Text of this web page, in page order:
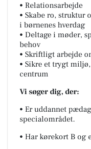
• Relationsarbejde
• Skabe ro, struktur
i børnenes hverdag
• Deltage i møder,
behov
• Skriftligt arbejde
• Sikre et trygt
centrum
Vi søger dig, der:
• Er uddannet
specialområdet.
• Har kørekort B og